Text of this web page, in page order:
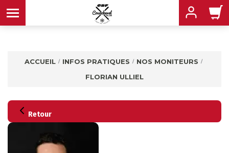
MENU
MENU
MENU
ACCUEIL INFOS PRATIQUES
NOS MONITEURS
FLORIAN ULLIEL
Retour